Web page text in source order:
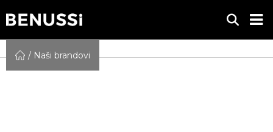
Naši brandovi